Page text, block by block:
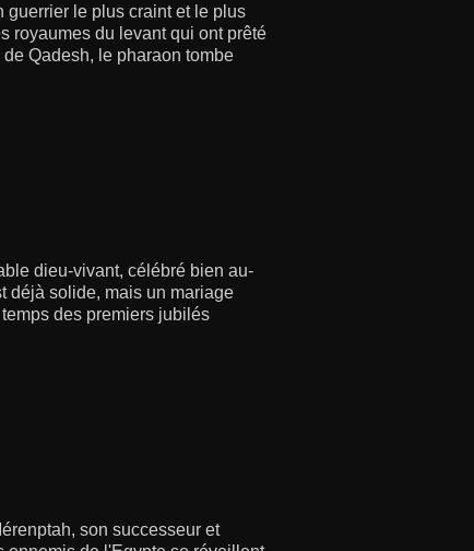
guerrier le plus craint et le plus
royaumes du levant qui ont prêté
Qadesh, le pharaon tombe
dieu-vivant, célébré bien au-
déjà solide, mais un mariage
des premiers jubilés
son successeur et